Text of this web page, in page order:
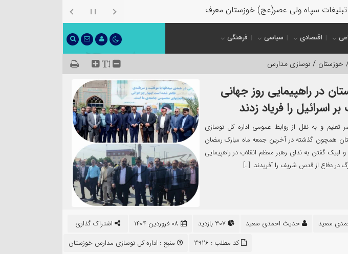
سپاه ولی عصر(عج) خوزستان معرفی شد
اقتصادی سیاسی فرهنگی
خوزستان / نوسازی مدارس
در راهپیمایی روز جهانی
اسرائیل را فریاد زدند
تعلیم و به نقل از روابط عمومی اداره کل نوسازی
همچون گذشته در آخرین جمعه ماه مبارک رمضان
لبیک گفتن به ندای رهبر معظم انقلاب در راهپیمایی
در دفاع از قدس شریف را آفریدند. […]
اشتراک گذاری حدیث احمدی سعید
سعید
منبع : اداره کل نوسازی مدارس خوزستان کد مطلب : 3926
۱۳
مرداد